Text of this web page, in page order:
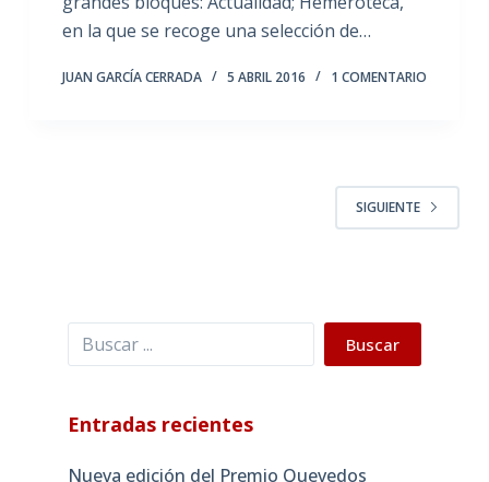
en la que se recoge una selección de…
JUAN GARCÍA CERRADA 5 ABRIL 2016 1 COMENTARIO
SIGUIENTE
Buscar Buscar
Entradas recientes
Nueva edición del Premio Quevedos